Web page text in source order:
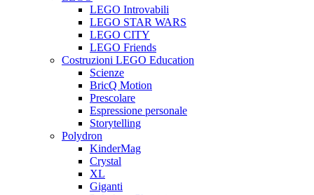
LEGO Introvabili
LEGO STAR WARS
LEGO CITY
LEGO Friends
Costruzioni LEGO Education
Scienze
BricQ Motion
Prescolare
Espressione personale
Storytelling
Polydron
KinderMag
Crystal
XL
Giganti